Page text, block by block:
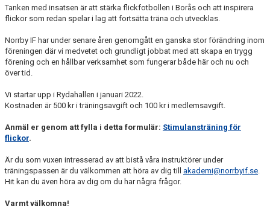
Tanken med insatsen är att stärka flickfotbollen i Borås och att inspirera
flickor som redan spelar i lag att fortsätta träna och utvecklas.
Norrby IF har under senare åren genomgått en ganska stor förändring inom
föreningen där vi medvetet och grundligt jobbat med att skapa en trygg
förening och en hållbar verksamhet som fungerar både här och nu och
över tid.
Vi startar upp i Rydahallen i januari 2022.
Kostnaden är 500 kr i träningsavgift och 100 kr i medlemsavgift.
Anmäl er genom att fylla i detta formulär: Stimulansträning för
flickor.
Är du som vuxen intresserad av att bistå våra instruktörer under
träningspassen är du välkommen att höra av dig till akademi@norrbyif.se.
Hit kan du även höra av dig om du har några frågor.
Varmt välkomna!